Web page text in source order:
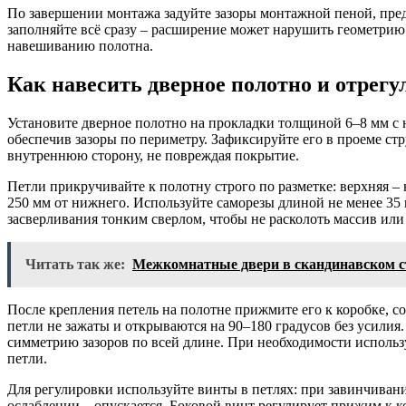
По завершении монтажа задуйте зазоры монтажной пеной,
заполняйте всё сразу – расширение может нарушить
навешиванию полотна.
Как навесить дверное полотно и
Установите дверное полотно на прокладки толщиной 6–8 мм
обеспечив зазоры по периметру. Зафиксируйте его в проеме
внутреннюю сторону, не повреждая покрытие.
Петли прикручивайте к полотну строго по разметке: верхняя
250 мм от нижнего. Используйте саморезы длиной не менее 35
засверливания тонким сверлом, чтобы не расколоть массив
Читать так же: Межкомнатные двери в скандинавском
После крепления петель на полотне прижмите его к коробке,
петли не зажаты и открываются на 90–180 градусов без
симметрию зазоров по всей длине. При необходимости
петли.
Для регулировки используйте винты в петлях: при